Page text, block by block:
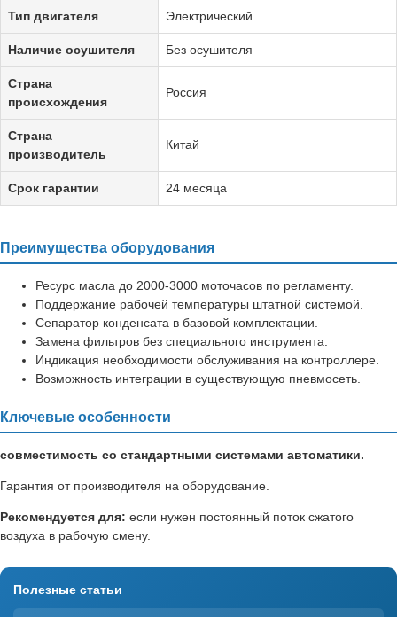
Тип двигателя Электрический
Наличие осушителя Без осушителя
Страна
происхождения
Россия
Страна
производитель
Китай
Срок гарантии 24 месяца
Преимущества оборудования
Ресурс масла до 2000-3000 моточасов по регламенту.
Поддержание рабочей температуры штатной системой.
Сепаратор конденсата в базовой комплектации.
Замена фильтров без специального инструмента.
Индикация необходимости обслуживания на контроллере.
Возможность интеграции в существующую пневмосеть.
Ключевые особенности
совместимость со стандартными системами автоматики.
Гарантия от производителя на оборудование.
Рекомендуется для: если нужен постоянный поток сжатого
воздуха в рабочую смену.
Полезные статьи